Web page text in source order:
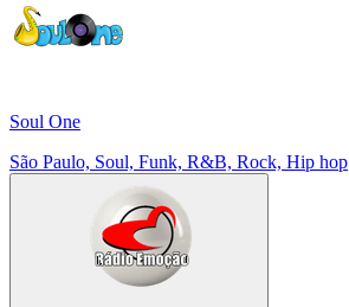
Soul One
São Paulo, Soul, Funk, R&B, Rock, Hip hop